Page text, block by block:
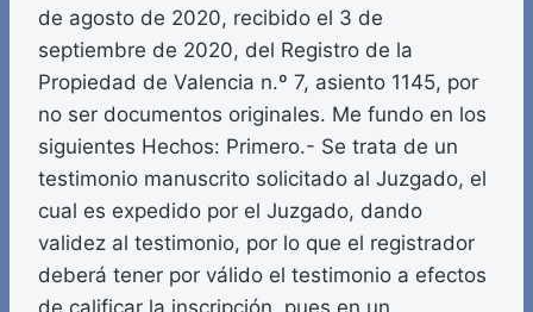
de agosto de 2020, recibido el 3 de
septiembre de 2020, del Registro de la
Propiedad de Valencia n.º 7, asiento 1145, por
no ser documentos originales. Me fundo en los
siguientes Hechos: Primero.- Se trata de un
testimonio manuscrito solicitado al Juzgado, el
cual es expedido por el Juzgado, dando
validez al testimonio, por lo que el registrador
deberá tener por válido el testimonio a efectos